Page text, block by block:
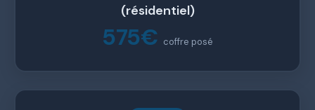
(résidentiel)
575€ coffre posé